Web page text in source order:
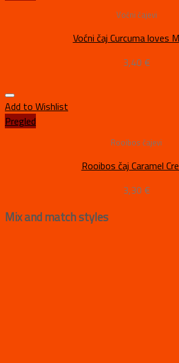
Voćni čajevi
Voćni čaj Curcuma loves
3,40 €
Add to Wishlist
Pregled
Rooibos čajevi
Rooibos čaj Caramel
3,30 €
Mix and match styles